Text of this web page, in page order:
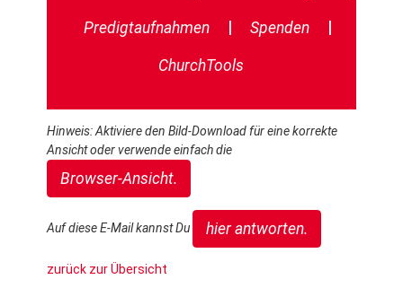
Predigtaufnahmen | Spenden |
ChurchTools
Hinweis: Aktiviere den Bild-Download für eine korrekte
Ansicht oder verwende einfach die
Browser-Ansicht.
Auf diese E-Mail kannst Du hier antworten.
zurück zur Übersicht